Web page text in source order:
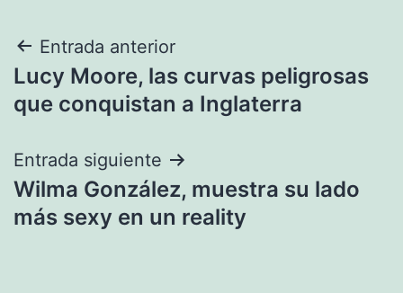
Navegación
de
Entrada anterior
Lucy Moore, las curvas peligrosas
que conquistan a Inglaterra
Entrada siguiente
Wilma González, muestra su lado
más sexy en un reality